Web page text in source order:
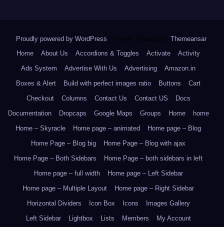
Proudly powered by WordPress Theme: Newsup by Themeansar.
Home
About Us Accordions & Toggles Activate
Activity
Ads System
Advertise With Us Advertising
Amazon.in
Boxes & Alert
Build with perfect images ratio Buttons
Cart
Checkout
Columns Contact Us Contact US
Docs
Documentation
Dropcaps Google Maps Groups Home
home
Home – Skyracle
Home page – animated
Home page – Blog
Home Page – Blog big
Home Page – Blog with ajax
Home Page – Both Sidebars
Home Page – both sidebars in left
Home page – full width
Home page – Left Sidebar
Home page – Multiple Layout
Home page – Right Sidebar
Horizontal Dividers
Icon Box Icons
Images Gallery
Left Sidebar
Lightbox Lists Members
My Account